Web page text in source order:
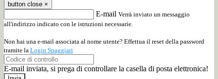
button close ×
E-mail Verrà inviato un messaggio
all'indirizzo indicato con le istruzioni necessarie.
Non hai una e-mail associata al nome utente? Effettua il reset della password
tramite la Login Spaggiari
E-mail inviata, si prega di controllare la casella di posta elettronica!